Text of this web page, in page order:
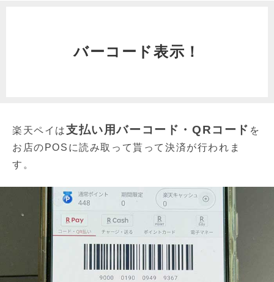
バーコード表示！
楽天ペイは支払い用バーコード・QRコード を
お店のPOSに読み取って貰って決済が行われま
す。